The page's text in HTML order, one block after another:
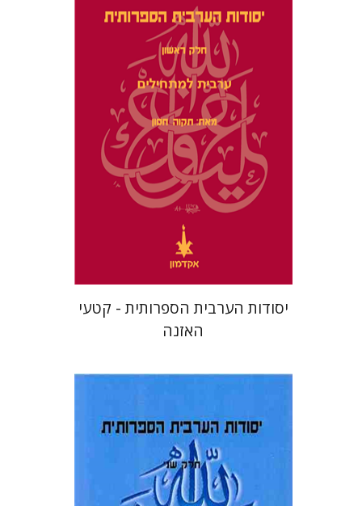
תקוה חסון
$10
יסודות הערבית הספרותית - קטעי
האזנה
תקוה חסון